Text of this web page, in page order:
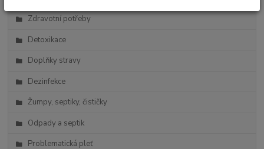
Zdravotní potřeby
Detoxikace
Doplňky stravy
Dezinfekce
Žumpy, septiky, čističky
Odpady a septik
Problematická pleť